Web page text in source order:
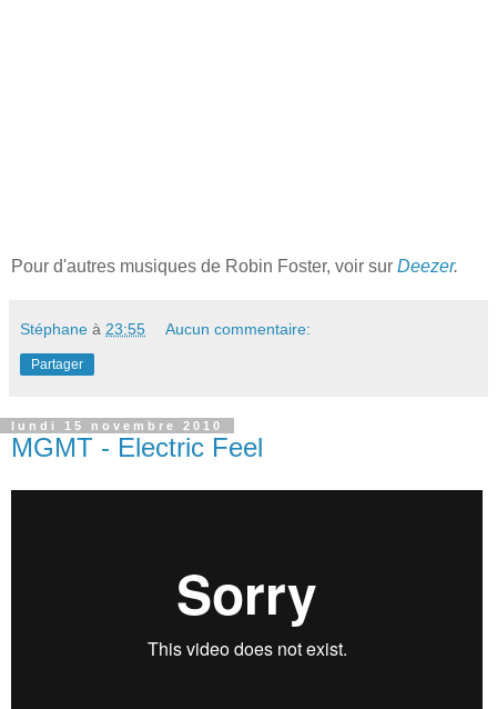
Pour d'autres musiques de Robin Foster, voir sur Deezer.
Stéphane à 23:55 Aucun commentaire:
Partager
lundi 15 novembre 2010
MGMT - Electric Feel